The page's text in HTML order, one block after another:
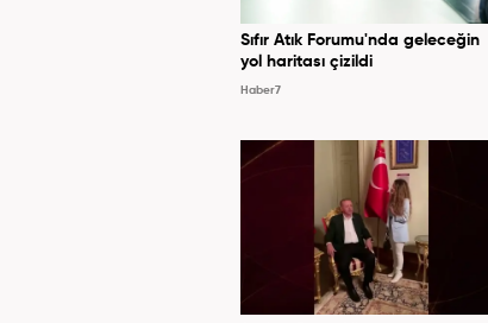
Sıfır Atık Forumu'nda geleceğin
yol haritası çizildi
Haber7